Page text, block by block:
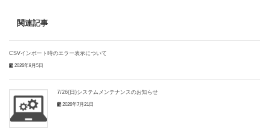
関連記事
CSVインポート時のエラー表示について
2026年8月5日
7/26(日)システムメンテナンスのお知らせ
2026年7月21日